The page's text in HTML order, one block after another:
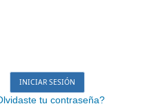
tu contraseña?